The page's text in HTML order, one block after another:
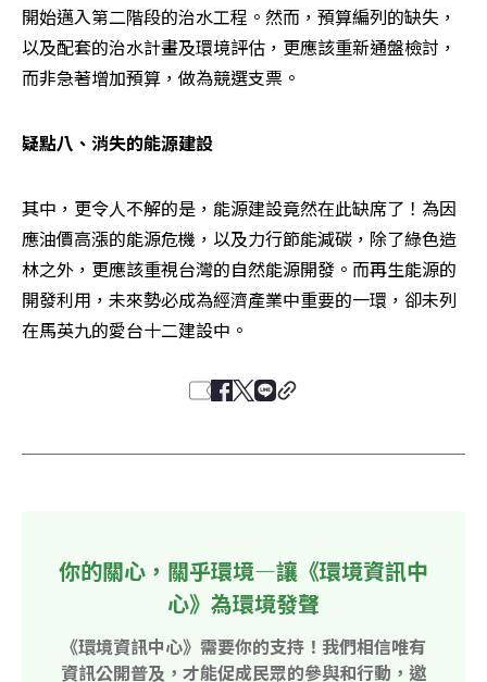
開始邁入第二階段的治水工程。然而，預算編列的缺失，
以及配套的治水計畫及環境評估，更應該重新通盤檢討，
而非急著增加預算，做為競選支票。
疑點八、消失的能源建設
其中，更令人不解的是，能源建設竟然在此缺席了！為因
應油價高漲的能源危機，以及力行節能減碳，除了綠色造
林之外，更應該重視台灣的自然能源開發。而再生能源的
開發利用，未來勢必成為經濟產業中重要的一環，卻未列
在馬英九的愛台十二建設中。
你的關心，關乎環境—讓《環境資訊中
心》為環境發聲
《環境資訊中心》需要你的支持！我們相信唯有
資訊公開普及，才能促成民眾的參與和行動，邀